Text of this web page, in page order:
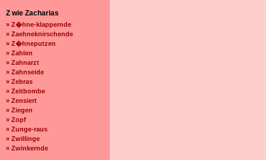
Z wie Zacharias
» Z�hne-klappernde
» Zaehneknirschende
» Z�hneputzen
» Zahlen
» Zahnarzt
» Zahnseide
» Zebras
» Zeitbombe
» Zensiert
» Ziegen
» Zopf
» Zunge-raus
» Zwillinge
» Zwinkernde